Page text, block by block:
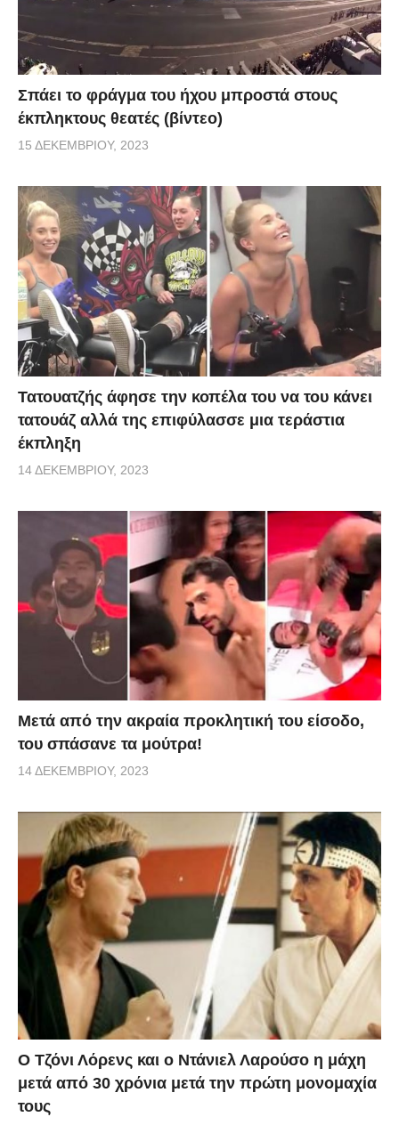
Σπάει το φράγμα του ήχου μπροστά στους
έκπληκτους θεατές (βίντεο)
15 ΔΕΚΕΜΒΡΊΟΥ, 2023
Τατουατζής άφησε την κοπέλα του να του κάνει
τατουάζ αλλά της επιφύλασσε μια τεράστια
έκπληξη
14 ΔΕΚΕΜΒΡΊΟΥ, 2023
Μετά από την ακραία προκλητική του είσοδο,
του σπάσανε τα μούτρα!
14 ΔΕΚΕΜΒΡΊΟΥ, 2023
Ο Τζόνι Λόρενς και ο Ντάνιελ Λαρούσο η μάχη
μετά από 30 χρόνια μετά την πρώτη μονομαχία
τους